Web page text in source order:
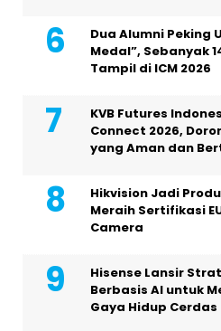
Dua Alumni Peking
Medal”, Sebanyak
Tampil di ICM 2026
KVB Futures
Connect 2026,
yang Aman dan
Hikvision Jadi
Meraih Sertifikasi
Camera
Hisense Lansir
Berbasis AI untuk
Gaya Hidup Cerdas